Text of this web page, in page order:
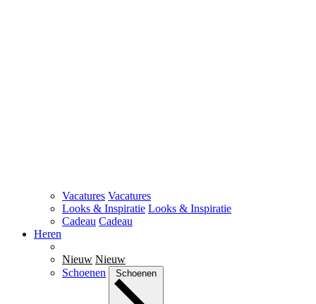
Vacatures Vacatures
Looks & Inspiratie Looks & Inspiratie
Cadeau Cadeau
Heren
Nieuw Nieuw
Schoenen
Schoenen